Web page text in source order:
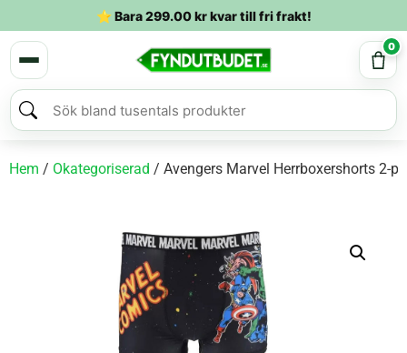
⭐ Bara299.00krkvar till fri frakt!
0
Hem / Okategoriserad / Avengers Marvel Herrboxershorts 2-